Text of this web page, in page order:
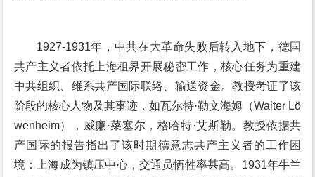
1927-1931年，中共在大革命失败后转入地下，德国
共产主义者依托上海租界开展秘密工作，核心任务为重建
中共组织、维系共产国际联络、输送资金。教授考证了该
阶段的核心人物及其事迹，如瓦尔特·勒文海姆（Walter Lö
wenheim），威廉·菜塞尔，格哈特·艾斯勒。教授依据共
产国际的报告指出了该时期德意志共产主义者的工作困
境：上海成为镇压中心，交通员牺牲率甚高。1931年牛兰